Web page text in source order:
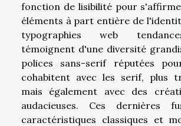
fonction de lisibilité pour
éléments à part entière de
typographies web
témoignent d'une diversité
polices sans-serif réputées
cohabitent avec les serif, plus
mais également avec des
audacieuses. Ces dernières
caractéristiques classiques et